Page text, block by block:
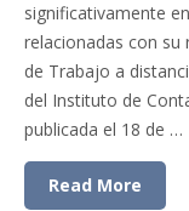
significativamente
relacionadas con su
de Trabajo a
del Instituto de
publicada el 18 de …
Read More